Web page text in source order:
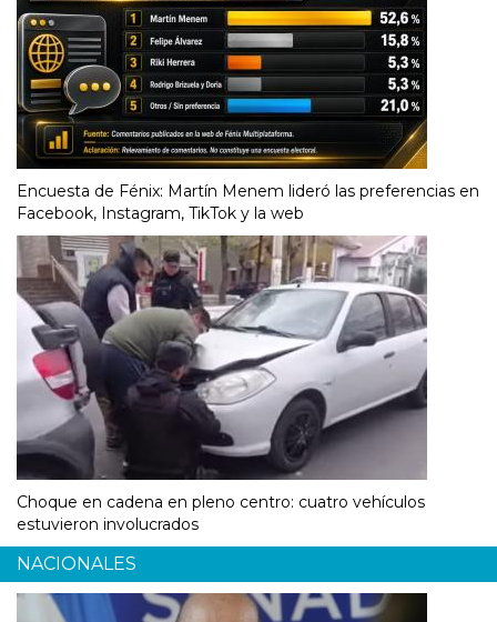
Encuesta de Fénix: Martín Menem lideró las preferencias en
Facebook, Instagram, TikTok y la web
Choque en cadena en pleno centro: cuatro vehículos
estuvieron involucrados
NACIONALES